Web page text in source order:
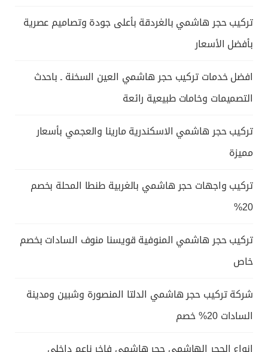
تركيب حجر هاشمي بالغردقة بأعلى جودة وتصاميم عصرية
بأفضل الأسعار
افضل خدمات تركيب حجر هاشمي العين السخنة ـ باحدث
التصميمات وخامات طبيعية رائعة
تركيب حجر هاشمي الاسكندرية مارينا والعجمي بأسعار
مميزة
تركيب واجهات حجر هاشمي بالغربية طنطا المحلة بخصم
20%
تركيب حجر هاشمي المنوفية قويسنا منوف السادات بخصم
خاص
شركة تركيب حجر هاشمي الدلتا المنصورة وشبين ومدينة
السادات 20% خصم